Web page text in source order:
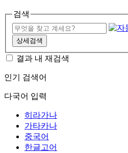
검색
상세검색
결과 내 재검색
인기 검색어
다국어 입력
히라가나
가타카나
중국어
한글고어